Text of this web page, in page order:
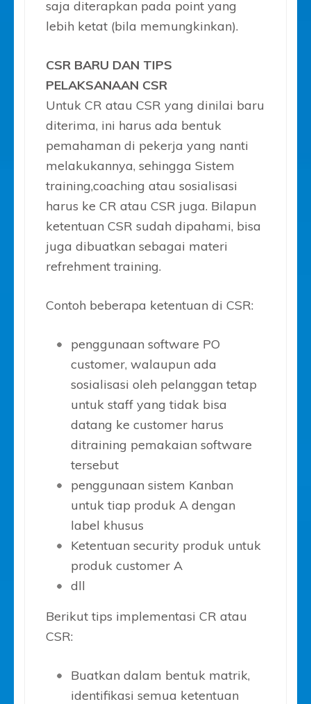
saja diterapkan pada point yang
lebih ketat (bila memungkinkan).
CSR BARU DAN TIPS
PELAKSANAAN CSR
Untuk CR atau CSR yang dinilai baru
diterima, ini harus ada bentuk
pemahaman di pekerja yang nanti
melakukannya, sehingga Sistem
training,coaching atau sosialisasi
harus ke CR atau CSR juga. Bilapun
ketentuan CSR sudah dipahami, bisa
juga dibuatkan sebagai materi
refrehment training.
Contoh beberapa ketentuan di CSR:
penggunaan software PO
customer, walaupun ada
sosialisasi oleh pelanggan tetap
untuk staff yang tidak bisa
datang ke customer harus
ditraining pemakaian software
tersebut
penggunaan sistem Kanban
untuk tiap produk A dengan
label khusus
Ketentuan security produk untuk
produk customer A
dll
Berikut tips implementasi CR atau
CSR:
Buatkan dalam bentuk matrik,
identifikasi semua ketentuan